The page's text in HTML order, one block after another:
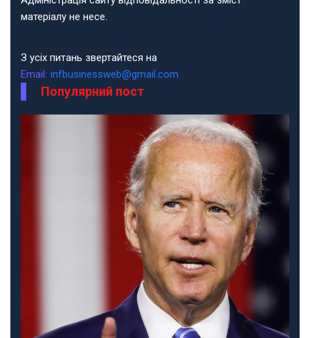
матеріалу не несе.
З усіх питань звертайтеся на
Email: infbusinessweb@gmail.com
Популярний пост